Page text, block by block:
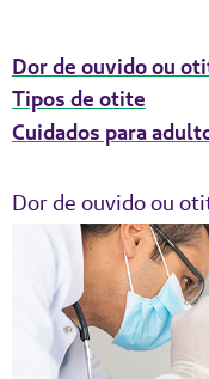
Dor de ouvido ou
Tipos de otite
Cuidados para
Dor de ouvido ou